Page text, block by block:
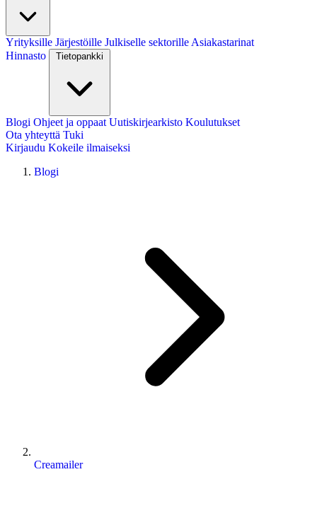
Yrityksille Järjestöille Julkiselle sektorille Asiakastarinat
Hinnasto
Tietopankki
Blogi Ohjeet ja oppaat Uutiskirjearkisto Koulutukset
Ota yhteyttä Tuki
Kirjaudu Kokeile ilmaiseksi
Blogi
Creamailer